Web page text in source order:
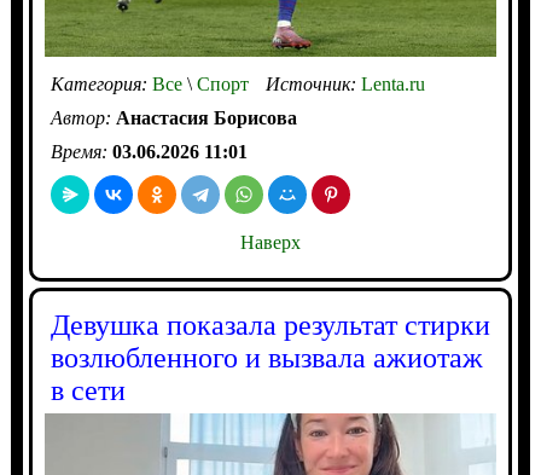
Категория: Все\Спорт Источник: Lenta.ru
Автор: Анастасия Борисова
Время: 03.06.2026 11:01
Наверх
Девушка показала результат стирки
возлюбленного и вызвала ажиотаж
в сети